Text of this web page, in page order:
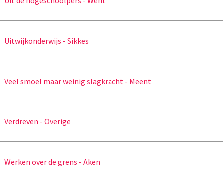
Uitwijkonderwijs - Sikkes
Veel smoel maar weinig slagkracht - Meent
Verdreven - Overige
Werken over de grens - Aken